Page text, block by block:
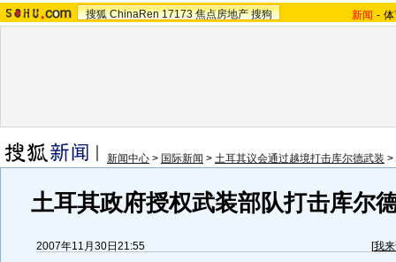
搜狐 ChinaRen 17173 焦点房地产 搜狗 新闻 -
新闻中心 > 国际新闻 > 土耳其议会通过越境打击库尔德武装 >
土耳其政府授权武装部队打击库尔
2007年11月30日21:55 [我